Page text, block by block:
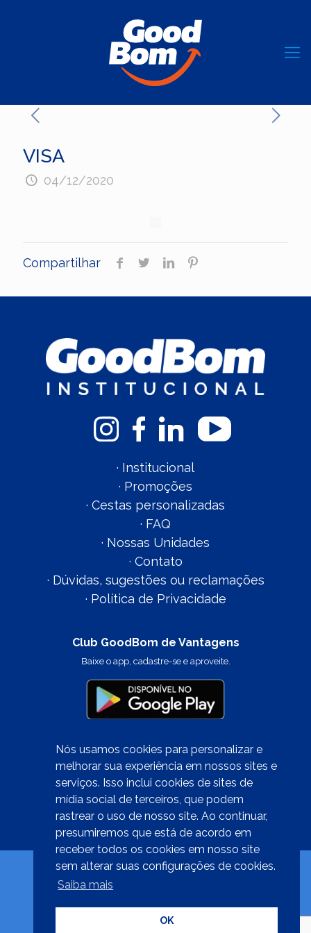
Nós usamos cookies para personalizar e
melhorar sua experiência em nossos sites e
serviços. Isso inclui cookies de sites de
mídia social de terceiros, que podem
rastrear o uso de nosso site. Ao continuar,
presumiremos que está de acordo em
receber todos os cookies em nosso site
sem alterar suas configurações de cookies.
Saiba mais
OK
VISA
04/12/2020
Compartilhar
· Institucional
· Promoções
· Cestas personalizadas
· FAQ
· Nossas Unidades
· Contato
· Dúvidas, sugestões ou reclamações
· Política de Privacidade
Club GoodBom de Vantagens
Baixe o app, cadastre-se e aproveite.
Quer trabalhar conosco?
clique aqui
Desenvolvido por